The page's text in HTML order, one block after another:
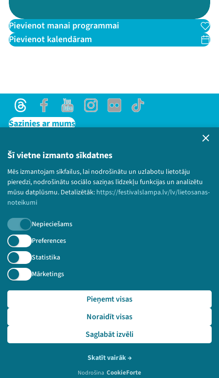
Šī vietne izmanto sīkdatnes
Mēs izmantojam sīkfailus, lai nodrošinātu un uzlabotu lietotāju
pieredzi, nodrošinātu sociālo saziņas līdzekļu funkcijas un analizētu
mūsu datplūsmu. Detalizētāk: https://festivalslampa.lv/lv/lietosanas-
noteikumi
Nepieciešams
Preferences
Statistika
Mārketings
Saglabāt izvēli
Noraidīt visas
Pieņemt visas
Skatīt vairāk→
Nodrošina CookieForte
Pievienot manai programmai
Pievienot kalendāram
ThreadsFacebookYoutubeInstagram
Flick TikTok
Sazinies ar mums
Lietošanas noteikumi un sīkdatņu politika
Bērnu aizsardzības politika
© 2026 Sarunu festivāls LAMPA Visas tiesības
paturētas.
Piesakies jaunumiem!
Nepalaid garām aktuālāko informāciju!
Pieteikties
🔗 https://festivalslampa.lv/lv/pasakums/3212